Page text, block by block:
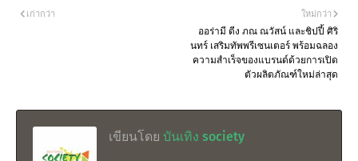
ใหม่กว่า
ออร่ามี ดีง ภณ ณวัสน์ และชิปปี้ ศิริ
นทร์ เสริมทัพพรีเซนเตอร์ พร้อมฉลอง
ความสำเร็จของแบรนด์ด้วยการเปิด
ตัวผลิตภัณฑ์ใหม่ล่าสุด
เก่ากว่า
เขียนโดย บันเทิง society